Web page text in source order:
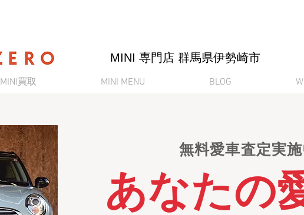
MINI 専門店 ​群馬県伊勢崎市
MINI買取 MINI MENU BLOG
無料愛車査定実
あなたの